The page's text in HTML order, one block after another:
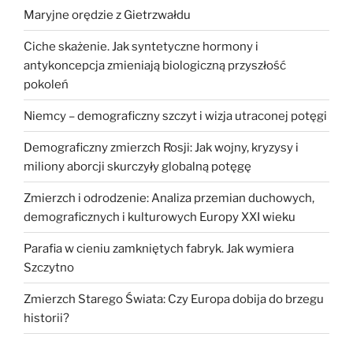
Maryjne orędzie z Gietrzwałdu
Ciche skażenie. Jak syntetyczne hormony i
antykoncepcja zmieniają biologiczną przyszłość
pokoleń
Niemcy – demograficzny szczyt i wizja utraconej potęgi
Demograficzny zmierzch Rosji: Jak wojny, kryzysy i
miliony aborcji skurczyły globalną potęgę
Zmierzch i odrodzenie: Analiza przemian duchowych,
demograficznych i kulturowych Europy XXI wieku
Parafia w cieniu zamkniętych fabryk. Jak wymiera
Szczytno
Zmierzch Starego Świata: Czy Europa dobija do brzegu
historii?